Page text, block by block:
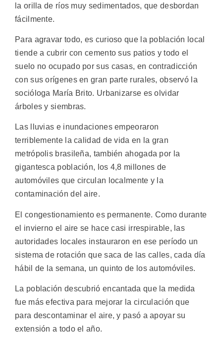
la orilla de ríos muy sedimentados, que desbordan
fácilmente.
Para agravar todo, es curioso que la población local
tiende a cubrir con cemento sus patios y todo el
suelo no ocupado por sus casas, en contradicción
con sus orígenes en gran parte rurales, observó la
socióloga María Brito. Urbanizarse es olvidar
árboles y siembras.
Las lluvias e inundaciones empeoraron
terriblemente la calidad de vida en la gran
metrópolis brasileña, también ahogada por la
gigantesca población, los 4,8 millones de
automóviles que circulan localmente y la
contaminación del aire.
El congestionamiento es permanente. Como durante
el invierno el aire se hace casi irrespirable, las
autoridades locales instauraron en ese período un
sistema de rotación que saca de las calles, cada día
hábil de la semana, un quinto de los automóviles.
La población descubrió encantada que la medida
fue más efectiva para mejorar la circulación que
para descontaminar el aire, y pasó a apoyar su
extensión a todo el año.